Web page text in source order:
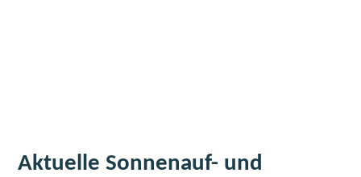
Aktuelle Sonnenauf- und